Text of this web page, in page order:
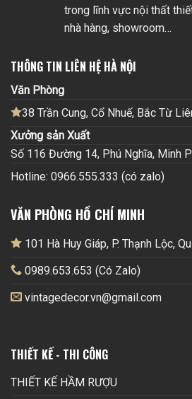
trong lĩnh vực nội thất
nhà hàng, showroom…
THÔNG TIN LIÊN HỆ HÀ NỘI
Văn Phòng
38 Trần Cung, Cổ Nhuế, Bắc Từ
Xưởng sản Xuất
Số 116 Đường 14, Phú Nghĩa, Minh
Hotline: 0966.555.333 (có zalo)
VĂN PHÒNG HỒ CHÍ MINH
101 Hà Huy Giáp, P. Thạnh Lộc,
0989.653.653 (Có Zalo)
vintagedecor.vn@gmail.com
THIẾT KẾ - THI CÔNG
THIẾT KẾ HẦM RƯỢU